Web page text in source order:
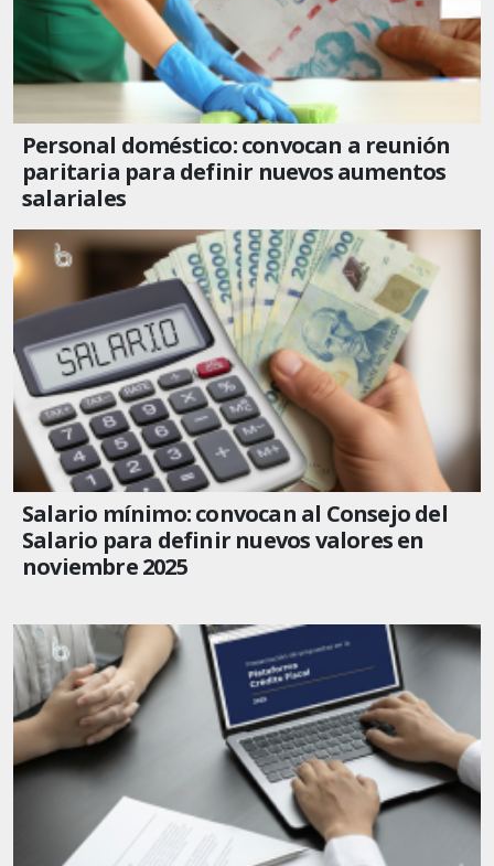
Personal doméstico: convocan a reunión
paritaria para definir nuevos aumentos
salariales
Salario mínimo: convocan al Consejo del
Salario para definir nuevos valores en
noviembre 2025